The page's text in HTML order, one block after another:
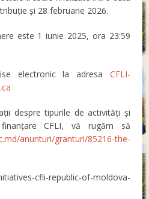
și 28 februarie 2026.
este 1 iunie 2025, ora 23:59
electronic la adresa CFLI-
despre tipurile de activități și
CFLI, vă rugăm să
anunturi/granturi/85216-the-
of-moldova-